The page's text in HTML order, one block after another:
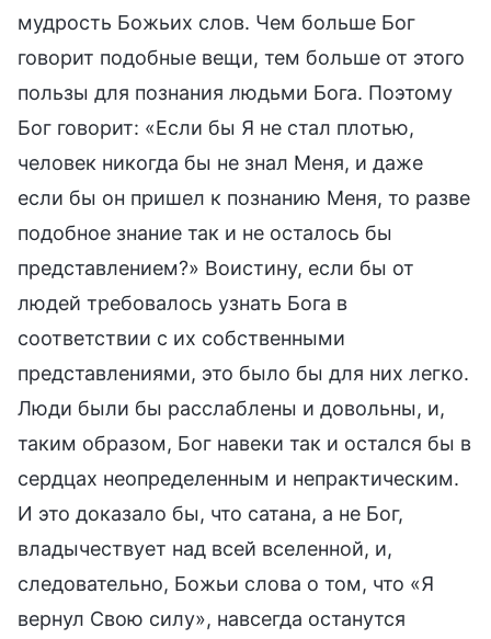
мудрость Божьих слов. Чем больше Бог
говорит подобные вещи, тем больше от этого
пользы для познания людьми Бога. Поэтому
Бог говорит: «Если бы Я не стал плотью,
человек никогда бы не знал Меня, и даже
если бы он пришел к познанию Меня, то разве
подобное знание так и не осталось бы
представлением?» Воистину, если бы от
людей требовалось узнать Бога в
соответствии с их собственными
представлениями, это было бы для них легко.
Люди были бы расслаблены и довольны, и,
таким образом, Бог навеки так и остался бы в
сердцах неопределенным и непрактическим.
И это доказало бы, что сатана, а не Бог,
владычествует над всей вселенной, и,
следовательно, Божьи слова о том, что «Я
вернул Свою силу», навсегда останутся